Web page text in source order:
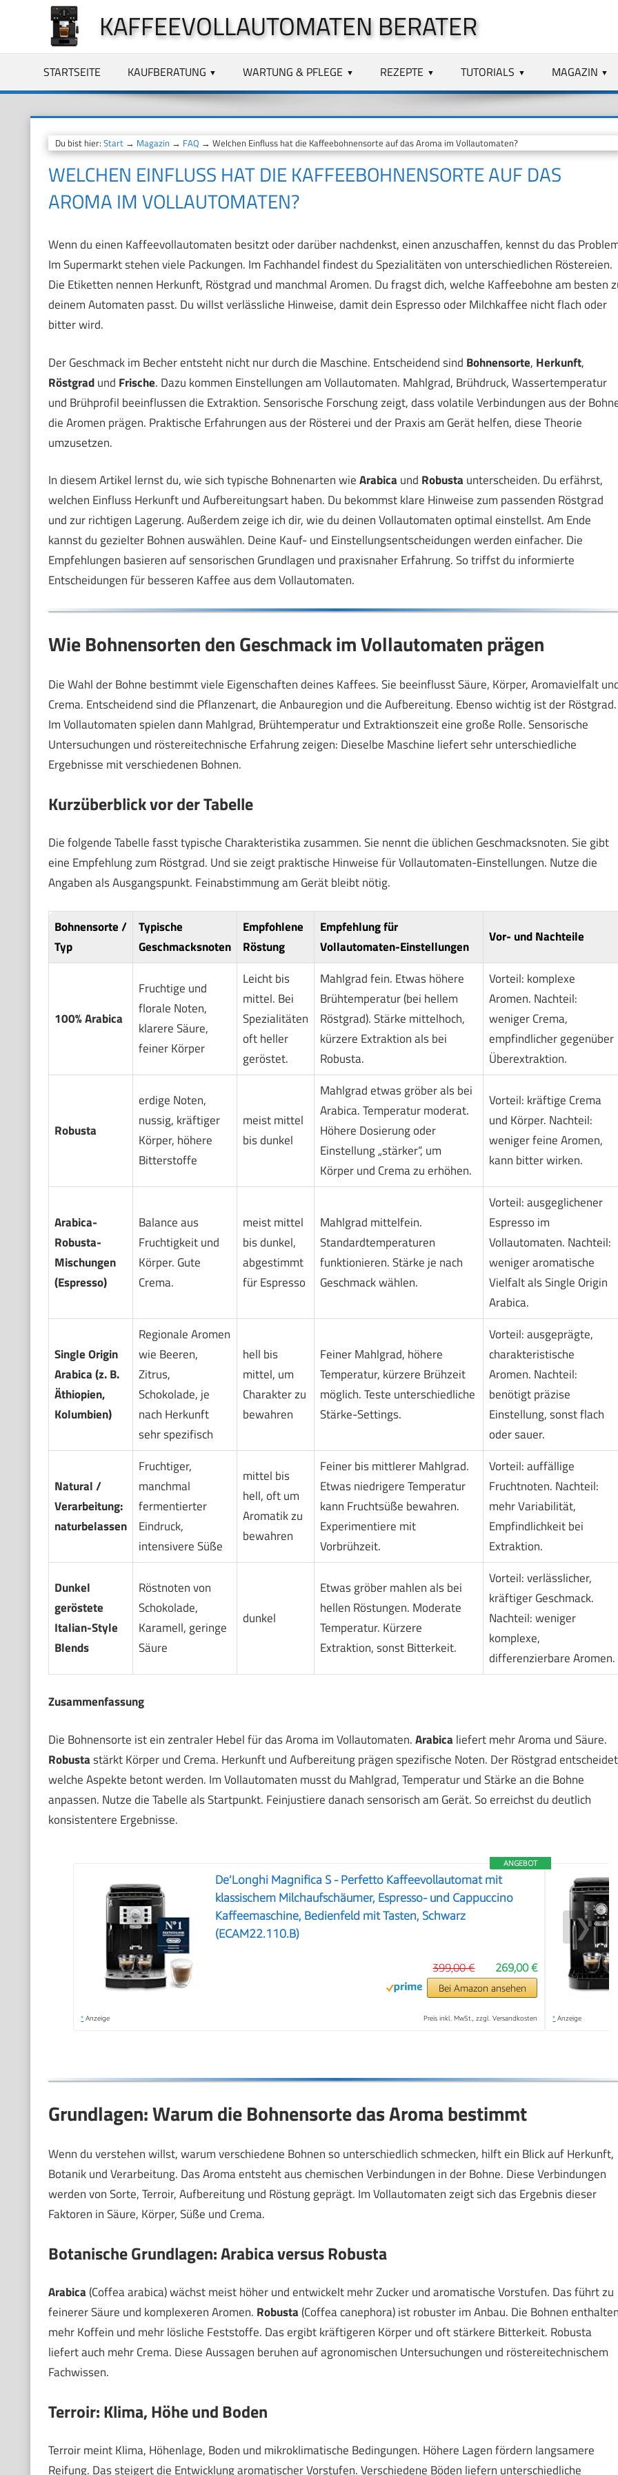
springen
KAFFEEVOLLAUTOMATEN BERATER
STARTSEITE KAUFBERATUNG WARTUNG & PFLEGE REZEPTE TUTORIALS MAGAZIN
Du bist hier: Start→ Magazin→ FAQ → Welchen Einfluss hat die Kaffeebohnensorte auf das Aroma im Vollautomaten?
WELCHEN EINFLUSS HAT DIE KAFFEEBOHNENSORTE AUF DAS
AROMA IM VOLLAUTOMATEN?
Wenn du einen Kaffeevollautomaten besitzt oder darüber nachdenkst, einen anzuschaffen, kennst du das
Im Supermarkt stehen viele Packungen. Im Fachhandel findest du Spezialitäten von unterschiedlichen Röstereien.
Die Etiketten nennen Herkunft, Röstgrad und manchmal Aromen. Du fragst dich, welche Kaffeebohne am besten
deinem Automaten passt. Du willst verlässliche Hinweise, damit dein Espresso oder Milchkaffee nicht flach oder
bitter wird.
Der Geschmack im Becher entsteht nicht nur durch die Maschine. Entscheidend sind Bohnensorte, Herkunft,
Röstgradund Frische. Dazu kommen Einstellungen am Vollautomaten. Mahlgrad, Brühdruck, Wassertemperatur
und Brühprofil beeinflussen die Extraktion. Sensorische Forschung zeigt, dass volatile Verbindungen aus der
die Aromen prägen. Praktische Erfahrungen aus der Rösterei und der Praxis am Gerät helfen, diese Theorie
umzusetzen.
In diesem Artikel lernst du, wie sich typische Bohnenarten wieArabica und Robusta unterscheiden. Du erfährst,
welchen Einfluss Herkunft und Aufbereitungsart haben. Du bekommst klare Hinweise zum passenden Röstgrad
und zur richtigen Lagerung. Außerdem zeige ich dir, wie du deinen Vollautomaten optimal einstellst. Am Ende
kannst du gezielter Bohnen auswählen. Deine Kauf- und Einstellungsentscheidungen werden einfacher. Die
Empfehlungen basieren auf sensorischen Grundlagen und praxisnaher Erfahrung. So triffst du informierte
Entscheidungen für besseren Kaffee aus dem Vollautomaten.
Wie Bohnensorten den Geschmack im Vollautomaten prägen
Die Wahl der Bohne bestimmt viele Eigenschaften deines Kaffees. Sie beeinflusst Säure, Körper, Aromavielfalt
Crema. Entscheidend sind die Pflanzenart, die Anbauregion und die Aufbereitung. Ebenso wichtig ist der Röstgrad.
Im Vollautomaten spielen dann Mahlgrad, Brühtemperatur und Extraktionszeit eine große Rolle. Sensorische
Untersuchungen und röstereitechnische Erfahrung zeigen: Dieselbe Maschine liefert sehr unterschiedliche
Ergebnisse mit verschiedenen Bohnen.
Kurzüberblick vor der Tabelle
Die folgende Tabelle fasst typische Charakteristika zusammen. Sie nennt die üblichen Geschmacksnoten. Sie gibt
eine Empfehlung zum Röstgrad. Und sie zeigt praktische Hinweise für Vollautomaten-Einstellungen. Nutze die
Angaben als Ausgangspunkt. Feinabstimmung am Gerät bleibt nötig.
Bohnensorte /
Typ
Typische
Geschmacksnoten
Empfohlene
Röstung
Empfehlung für
Vollautomaten-Einstellungen
Vor- und Nachteile
100% Arabica
Fruchtige und
florale Noten,
klarere Säure,
feiner Körper
Leicht bis
mittel. Bei
Spezialitäten
oft heller
geröstet.
Mahlgrad fein. Etwas höhere
Brühtemperatur (bei hellem
Röstgrad). Stärke mittelhoch,
kürzere Extraktion als bei
Robusta.
Vorteil: komplexe
Aromen. Nachteil:
weniger Crema,
empfindlicher gegenüber
Überextraktion.
Robusta
erdige Noten,
nussig, kräftiger
Körper, höhere
Bitterstoffe
meist mittel
bis dunkel
Mahlgrad etwas gröber als bei
Arabica. Temperatur moderat.
Höhere Dosierung oder
Einstellung „stärker“, um
Körper und Crema zu erhöhen.
Vorteil: kräftige Crema
und Körper. Nachteil:
weniger feine Aromen,
kann bitter wirken.
Arabica-
Robusta-
Mischungen
(Espresso)
Balance aus
Fruchtigkeit und
Körper. Gute
Crema.
meist mittel
bis dunkel,
abgestimmt
für Espresso
Mahlgrad mittelfein.
Standardtemperaturen
funktionieren. Stärke je nach
Geschmack wählen.
Vorteil: ausgeglichener
Espresso im
Vollautomaten. Nachteil:
weniger aromatische
Vielfalt als Single Origin
Arabica.
Single Origin
Arabica (z. B.
Äthiopien,
Kolumbien)
Regionale Aromen
wie Beeren,
Zitrus,
Schokolade, je
nach Herkunft
sehr spezifisch
hell bis
mittel, um
Charakter zu
bewahren
Feiner Mahlgrad, höhere
Temperatur, kürzere Brühzeit
möglich. Teste unterschiedliche
Stärke-Settings.
Vorteil: ausgeprägte,
charakteristische
Aromen. Nachteil:
benötigt präzise
Einstellung, sonst flach
oder sauer.
Natural /
Verarbeitung:
naturbelassen
Fruchtiger,
manchmal
fermentierter
Eindruck,
intensivere Süße
mittel bis
hell, oft um
Aromatik zu
bewahren
Feiner bis mittlerer Mahlgrad.
Etwas niedrigere Temperatur
kann Fruchtsüße bewahren.
Experimentiere mit
Vorbrühzeit.
Vorteil: auffällige
Fruchtnoten. Nachteil:
mehr Variabilität,
Empfindlichkeit bei
Extraktion.
Dunkel
geröstete
Italian-Style
Blends
Röstnoten von
Schokolade,
Karamell, geringe
Säure
dunkel
Etwas gröber mahlen als bei
hellen Röstungen. Moderate
Temperatur. Kürzere
Extraktion, sonst Bitterkeit.
Vorteil: verlässlicher,
kräftiger Geschmack.
Nachteil: weniger
komplexe,
differenzierbare Aromen.
Zusammenfassung
Die Bohnensorte ist ein zentraler Hebel für das Aroma im Vollautomaten.Arabica liefert mehr Aroma und Säure.
Robustastärkt Körper und Crema. Herkunft und Aufbereitung prägen spezifische Noten. Der Röstgrad
welche Aspekte betont werden. Im Vollautomaten musst du Mahlgrad, Temperatur und Stärke an die Bohne
anpassen. Nutze die Tabelle als Startpunkt. Feinjustiere danach sensorisch am Gerät. So erreichst du deutlich
konsistentere Ergebnisse.
ANGEBOT
De’Longhi Magnifica S - Perfetto Kaffeevollautomat mit
klassischem Milchaufschäumer, Espresso- und Cappuccino
Kaffeemaschine, Bedienfeld mit Tasten, Schwarz
(ECAM22.110.B)
269,00 €
399,00 €
Bei Amazon ansehen
* Anzeige Preis inkl. MwSt., zzgl. Versandkosten * Anzeige
❯
Grundlagen: Warum die Bohnensorte das Aroma bestimmt
Wenn du verstehen willst, warum verschiedene Bohnen so unterschiedlich schmecken, hilft ein Blick auf Herkunft,
Botanik und Verarbeitung. Das Aroma entsteht aus chemischen Verbindungen in der Bohne. Diese Verbindungen
werden von Sorte, Terroir, Aufbereitung und Röstung geprägt. Im Vollautomaten zeigt sich das Ergebnis dieser
Faktoren in Säure, Körper, Süße und Crema.
Botanische Grundlagen: Arabica versus Robusta
Arabica(Coffea arabica) wächst meist höher und entwickelt mehr Zucker und aromatische Vorstufen. Das führt zu
feinerer Säure und komplexeren Aromen. Robusta(Coffea canephora) ist robuster im Anbau. Die Bohnen
mehr Koffein und mehr lösliche Feststoffe. Das ergibt kräftigeren Körper und oft stärkere Bitterkeit. Robusta
liefert auch mehr Crema. Diese Aussagen beruhen auf agronomischen Untersuchungen und röstereitechnischem
Fachwissen.
Terroir: Klima, Höhe und Boden
Terroir meint Klima, Höhenlage, Boden und mikroklimatische Bedingungen. Höhere Lagen fördern langsamere
Reifung. Das steigert die Entwicklung aromatischer Vorstufen. Verschiedene Böden liefern unterschiedliche